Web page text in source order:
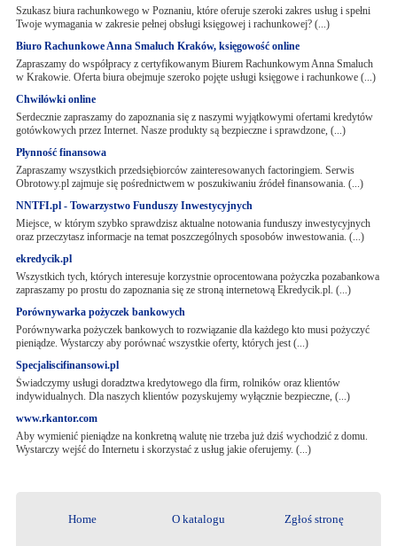
Szukasz biura rachunkowego w Poznaniu, które oferuje szeroki zakres usług i spełni
Twoje wymagania w zakresie pełnej obsługi księgowej i rachunkowej? (...)
Biuro Rachunkowe Anna Smaluch Kraków, księgowość online
Zapraszamy do współpracy z certyfikowanym Biurem Rachunkowym Anna Smaluch
w Krakowie. Oferta biura obejmuje szeroko pojęte usługi księgowe i rachunkowe (...)
Chwilówki online
Serdecznie zapraszamy do zapoznania się z naszymi wyjątkowymi ofertami kredytów
gotówkowych przez Internet. Nasze produkty są bezpieczne i sprawdzone, (...)
Płynność finansowa
Zapraszamy wszystkich przedsiębiorców zainteresowanych factoringiem. Serwis
Obrotowy.pl zajmuje się pośrednictwem w poszukiwaniu źródeł finansowania. (...)
NNTFI.pl - Towarzystwo Funduszy Inwestycyjnych
Miejsce, w którym szybko sprawdzisz aktualne notowania funduszy inwestycyjnych
oraz przeczytasz informacje na temat poszczególnych sposobów inwestowania. (...)
ekredycik.pl
Wszystkich tych, których interesuje korzystnie oprocentowana pożyczka pozabankowa
zapraszamy po prostu do zapoznania się ze stroną internetową Ekredycik.pl. (...)
Porównywarka pożyczek bankowych
Porównywarka pożyczek bankowych to rozwiązanie dla każdego kto musi pożyczyć
pieniądze. Wystarczy aby porównać wszystkie oferty, których jest (...)
Specjaliscifinansowi.pl
Świadczymy usługi doradztwa kredytowego dla firm, rolników oraz klientów
indywidualnych. Dla naszych klientów pozyskujemy wyłącznie bezpieczne, (...)
www.rkantor.com
Aby wymienić pieniądze na konkretną walutę nie trzeba już dziś wychodzić z domu.
Wystarczy wejść do Internetu i skorzystać z usług jakie oferujemy. (...)
Home O katalogu Zgłoś stronę